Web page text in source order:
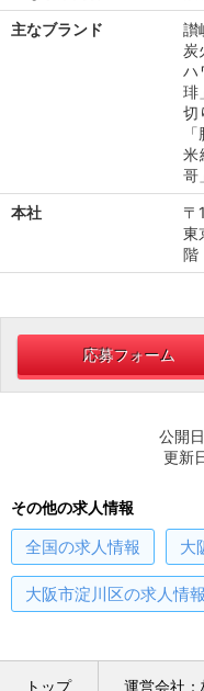
主なブランド
讃
炭
ハ
琲」
切
米
哥
本社
〒
東
階
応募フォーム
公開
更新
その他の求人情報
全国の求人情報 大
大阪市淀川区の求人情報
トップ 運営会社